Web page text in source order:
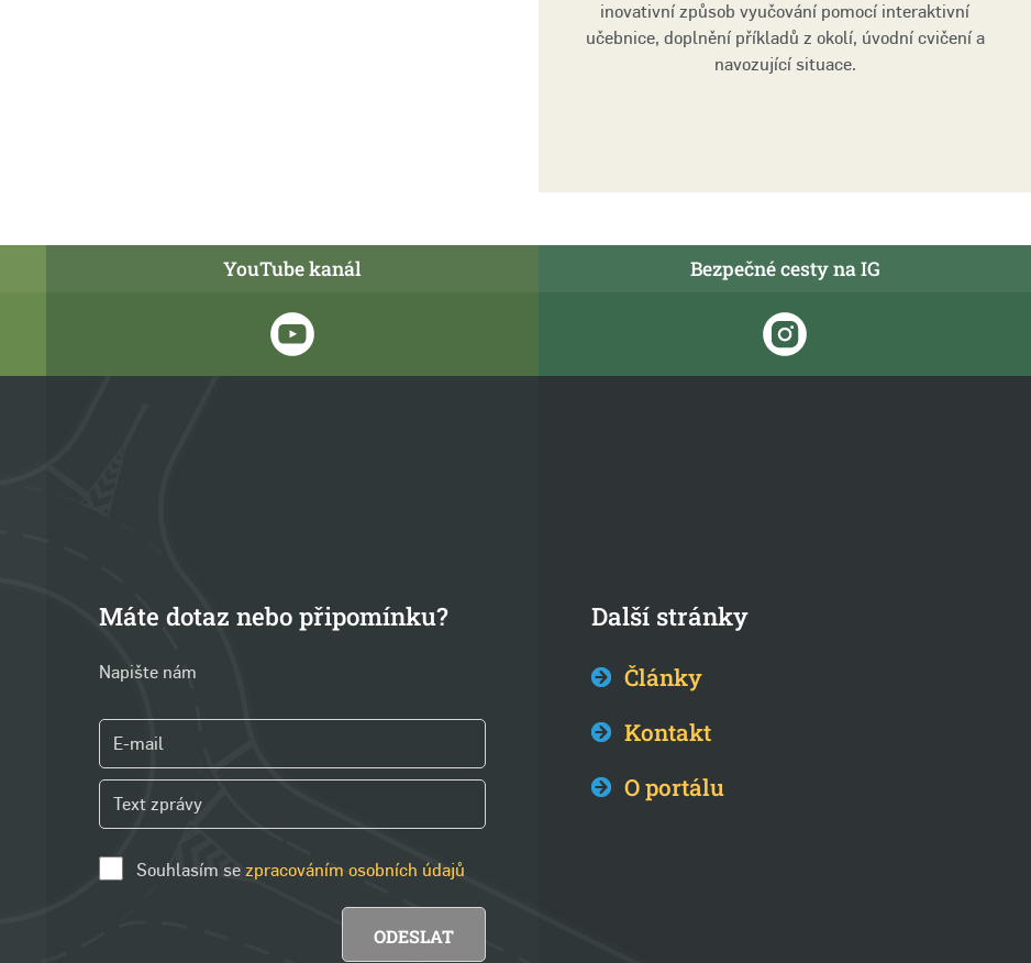
inovativní způsob vyučování pomocí interaktivní
učebnice, doplnění příkladů z okolí, úvodní cvičení a
navozující situace.
YouTube kanál Bezpečné cesty na IG
Máte dotaz nebo připomínku?
Napište nám
Souhlasím se zpracováním osobních údajů
Další stránky
Články
Kontakt
O portálu